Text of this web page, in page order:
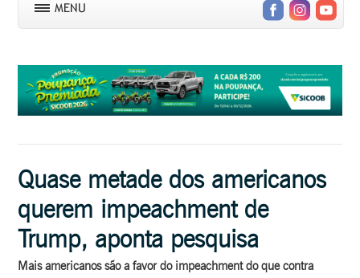
Quase metade dos americanos
querem impeachment de
Trump, aponta pesquisa
Mais americanos são a favor do impeachment do que contra